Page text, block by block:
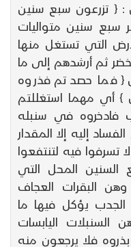
: { تزرعون سبع سنين
سبع سنين متواليات
التي تستغل منها
ثم أرشدهم إلى ما
{ فما حصدتم فذروه
} أي مهما استغللتم
فادخروه في سنبله
إليه إلا المقدار
تسرفوا فيه لتنتفعوا
المحل التي
البقرات العجاف
يؤكل فيها ما
اليابسات
بذروه فلا يرجعون منه